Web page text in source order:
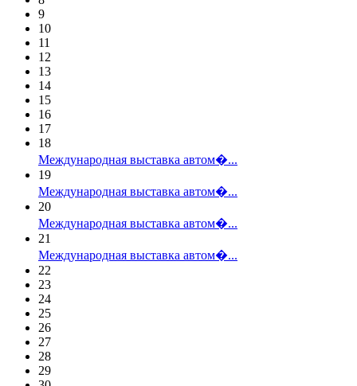
9
10
11
12
13
14
15
16
17
18
Международная выставка автом�...
19
Международная выставка автом�...
20
Международная выставка автом�...
21
Международная выставка автом�...
22
23
24
25
26
27
28
29